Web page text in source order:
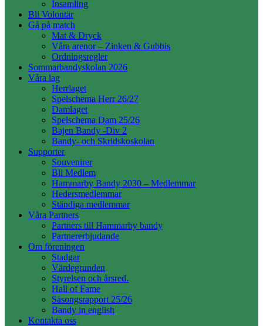
Insamling
Bli Volontär
Gå på match
Mat & Dryck
Våra arenor – Zinken & Gubbis
Ordningsregler
Sommarbandyskolan 2026
Våra lag
Herrlaget
Spelschema Herr 26/27
Damlaget
Spelschema Dam 25/26
Bajen Bandy -Div 2
Bandy- och Skridskoskolan
Supporter
Souvenirer
Bli Medlem
Hammarby Bandy 2030 – Medlemmar
Hedersmedlemmar
Ständiga medlemmar
Våra Partners
Partners till Hammarby bandy
Partnererbjudande
Om föreningen
Stadgar
Värdegrunden
Styrelsen och årsred.
Hall of Fame
Säsongsrapport 25/26
Bandy in english
Kontakta oss